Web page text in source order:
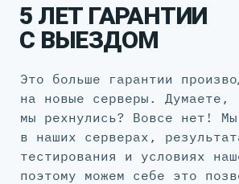
5 ЛЕТ ГАРАНТИИ
С ВЫЕЗДОМ
Это больше гарантии
на новые серверы. Думаете,
мы рехнулись? Вовсе нет!
в наших серверах,
тестирования и условиях
поэтому можем себе это